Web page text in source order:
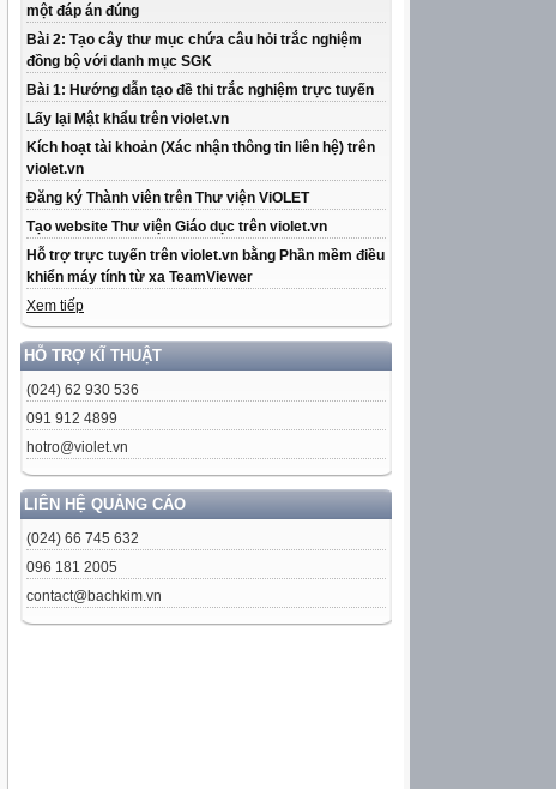
một đáp án đúng
Bài 2: Tạo cây thư mục chứa câu hỏi trắc nghiệm
đồng bộ với danh mục SGK
Bài 1: Hướng dẫn tạo đề thi trắc nghiệm trực tuyến
Lấy lại Mật khẩu trên violet.vn
Kích hoạt tài khoản (Xác nhận thông tin liên hệ) trên
violet.vn
Đăng ký Thành viên trên Thư viện ViOLET
Tạo website Thư viện Giáo dục trên violet.vn
Hỗ trợ trực tuyến trên violet.vn bằng Phần mềm điều
khiển máy tính từ xa TeamViewer
Xem tiếp
HỖ TRỢ KĨ THUẬT
(024) 62 930 536
091 912 4899
hotro@violet.vn
LIÊN HỆ QUẢNG CÁO
(024) 66 745 632
096 181 2005
contact@bachkim.vn